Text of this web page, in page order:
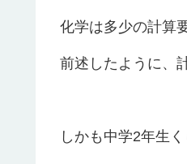
化学は多少の計算
前述したように、
しかも中学2年生